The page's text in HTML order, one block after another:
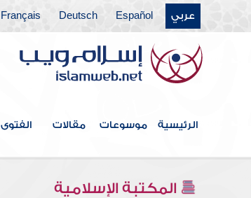
عربي Español
Deutsch
Français
الرئيسية موسوعات مقالات الفتوى
المكتبة الإسلامية
منكم منكرا فليغيره بيده فإن لم يستطع
فبلسانه
الحديث الخامس والثلاثون لا
تحاسدوا ولا تناجشوا ولا تباغضوا ولا
الحديث السادس والثلاثون من نفس
عن مؤمن كربة من كرب الدنيا